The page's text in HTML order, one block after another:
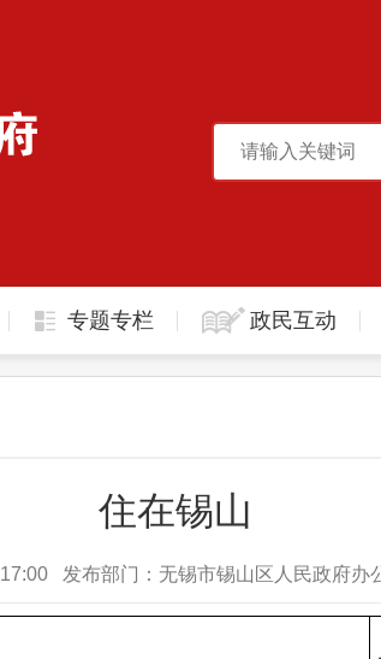
专题专栏 政民互动
住在锡山
发布部门：无锡市锡山区人民政府办